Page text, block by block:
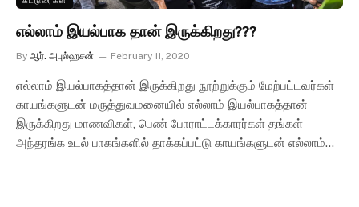
எல்லாம் இயல்பாக தான் இருக்கிறது???
By ஆர். அபுல்ஹசன் February 11, 2020
எல்லாம் இயல்பாகத்தான் இருக்கிறது நூற்றுக்கும் மேற்பட்டவர்கள்
காயங்களுடன் மருத்துவமனையில் எல்லாம் இயல்பாகத்தான்
இருக்கிறது மாணவிகள், பெண் போராட்டக்காரர்கள் தங்கள்
அந்தரங்க உடல் பாகங்களில் தாக்கப்பட்டு காயங்களுடன் எல்லாம்…